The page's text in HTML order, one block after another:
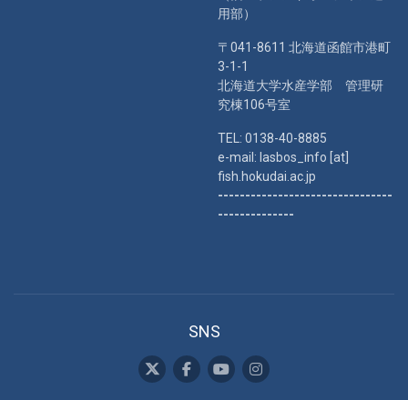
用部）
〒041-8611 北海道函館市港町
3-1-1
北海道大学水産学部 管理研
究棟106号室
TEL: 0138-40-8885
e-mail: lasbos_info [at]
fish.hokudai.ac.jp
--------------------------------
--------------
SNS